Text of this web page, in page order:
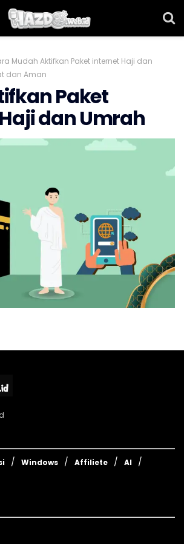
Mudah Aktifkan Paket internet Haji dan
dan Aman
Paket
dan Umrah
Windows Affiliete
AI